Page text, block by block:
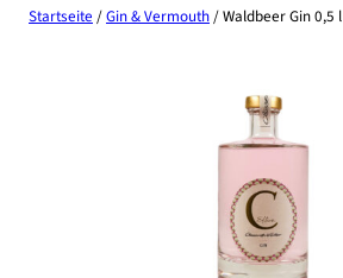
Startseite /Gin & Vermouth/ Waldbeer Gin 0,5 l